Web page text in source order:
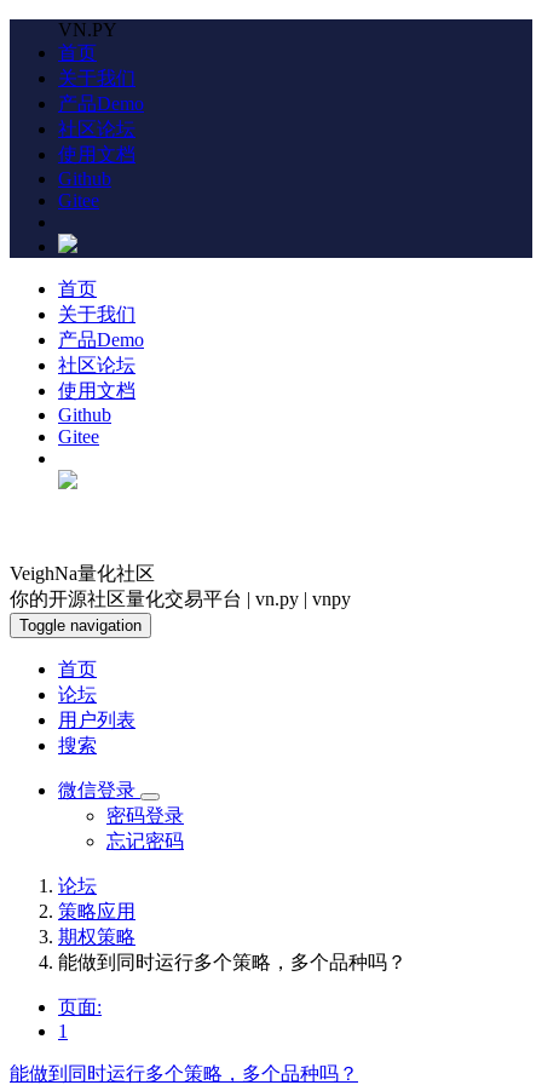
VN.PY
首页
关于我们
产品Demo
社区论坛
使用文档
Github
Gitee
首页
关于我们
产品Demo
社区论坛
使用文档
Github
Gitee
VeighNa量化社区
你的开源社区量化交易平台 | vn.py | vnpy
Toggle navigation
首页
论坛
用户列表
搜索
微信登录
密码登录
忘记密码
论坛
策略应用
期权策略
能做到同时运行多个策略，多个品种吗？
页面:
1
能做到同时运行多个策略，多个品种吗？